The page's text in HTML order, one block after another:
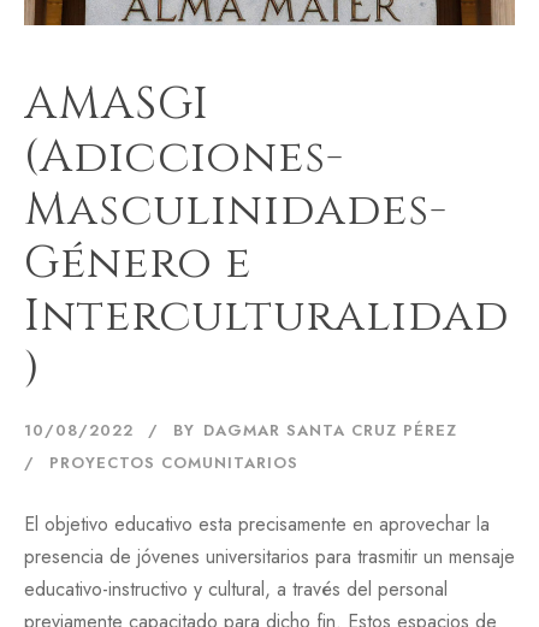
AMASGI
(Adicciones-
Masculinidades-
Género e
Interculturalidad
)
10/08/2022 BY DAGMAR SANTA CRUZ PÉREZ
PROYECTOS COMUNITARIOS
El objetivo educativo esta precisamente en aprovechar la
presencia de jóvenes universitarios para trasmitir un mensaje
educativo-instructivo y cultural, a través del personal